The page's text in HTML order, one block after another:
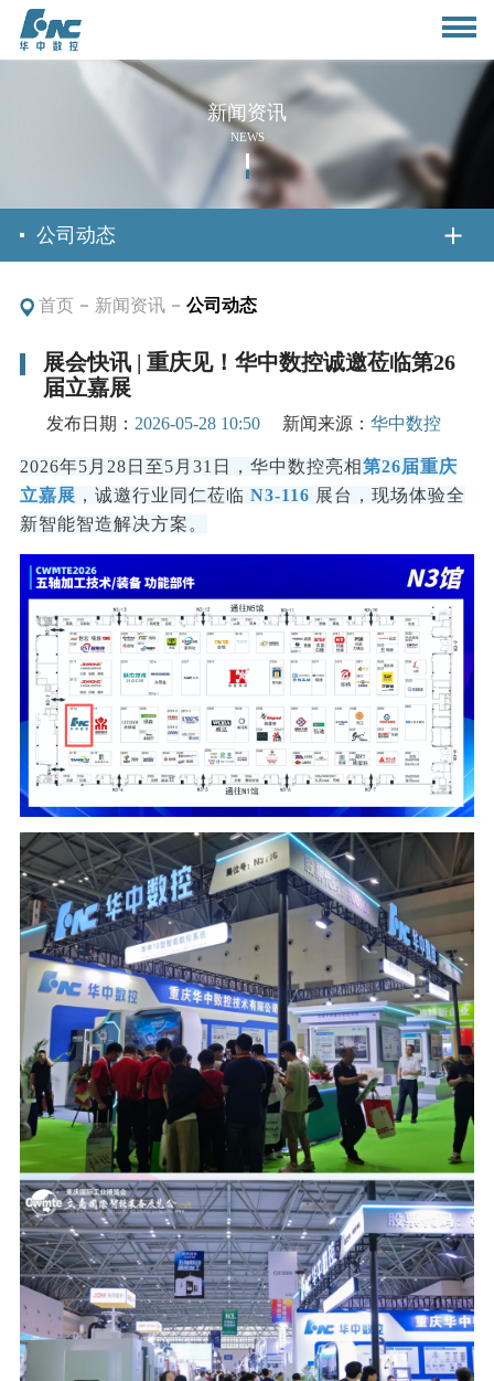
首页
关于我们
公司简介
组织架构
资质荣誉
员工风采
新闻资讯
公司动态
行业动态
媒体报道
公示公告
视频中心
产品与应用
应用案例
技术分享
投资者关系
投资者提问
法制宣传
投教园地
联系我们
销售与服务网络
在线留言
人力资源
新闻资讯
NEWS
公司动态
首页 新闻资讯 公司动态
展会快讯 | 重庆见！华中数控诚邀莅临第26
届立嘉展
发布日期： 2026-05-28 10:50 新闻来源：华中数控
2026年5月28日至5月31日，华中数控亮相第26届重庆
立嘉展 ，诚邀行业同仁莅临 N3-116 展台，现场体验全
新智能智造解决方案。